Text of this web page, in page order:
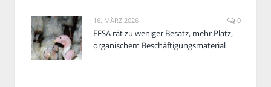
16. MÄRZ 2026 0
EFSA rät zu weniger Besatz, mehr Platz,
organischem Beschäftigungsmaterial